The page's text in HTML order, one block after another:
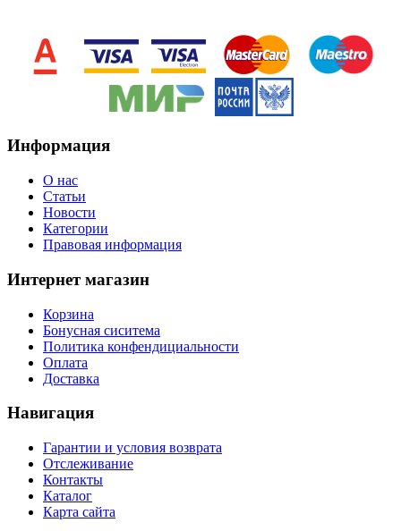
Информация
O нас
Статьи
Новости
Категории
Правовая информация
Интернет магазин
Корзина
Бонусная сиситема
Политика конфендициальности
Оплата
Доставка
Навигация
Гарантии и условия возврата
Отслеживание
Контакты
Каталог
Карта сайта